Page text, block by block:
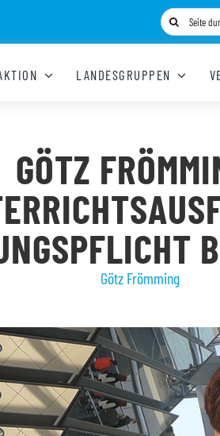
Suche
nach:
LANDESGRUPPEN
GÖTZ
Götz Frömming